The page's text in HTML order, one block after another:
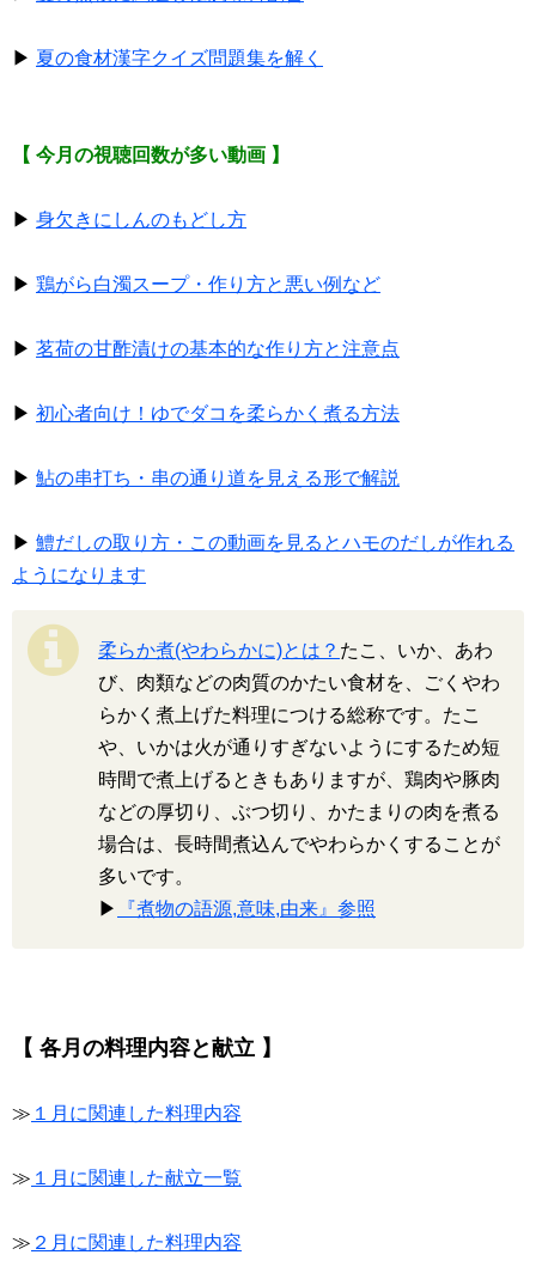
▶ 夏の食材漢字クイズ問題集を解く
【 今月の視聴回数が多い動画 】
▶ 身欠きにしんのもどし方
▶ 鶏がら白濁スープ・作り方と悪い例など
▶ 茗荷の甘酢漬けの基本的な作り方と注意点
▶ 初心者向け！ゆでダコを柔らかく煮る方法
▶ 鮎の串打ち・串の通り道を見える形で解説
▶ 鱧だしの取り方・この動画を見るとハモのだしが作れる
ようになります
柔らか煮(やわらかに)とは？ たこ、いか、あわ
び、肉類などの肉質のかたい食材を、ごくやわ
らかく煮上げた料理につける総称です。たこ
や、いかは火が通りすぎないようにするため短
時間で煮上げるときもありますが、鶏肉や豚肉
などの厚切り、ぶつ切り、かたまりの肉を煮る
場合は、長時間煮込んでやわらかくすることが
多いです。
▶
『煮物の語源,意味,由来』参照
【 各月の料理内容と献立 】
≫ １月に関連した料理内容
≫ １月に関連した献立一覧
≫ ２月に関連した料理内容